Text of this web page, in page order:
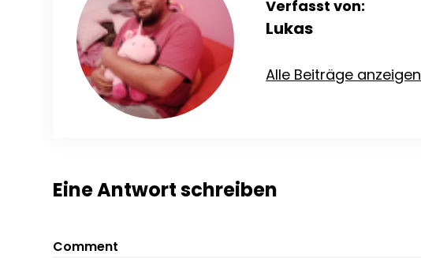
Verfasst von:
Lukas
Alle Beiträge anzeigen
Eine Antwort schreiben
Comment